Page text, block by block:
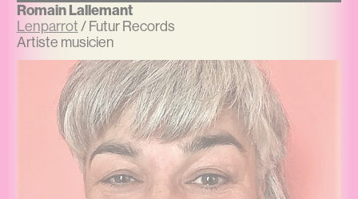
Romain Lallemant
Lenparrot/ Futur Records
Artiste musicien